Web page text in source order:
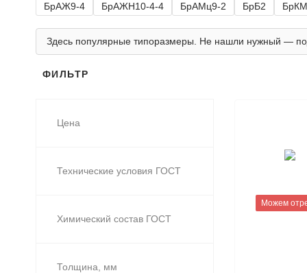
БрАЖ9-4
БрАЖН10-4-4 БрАМц9-2 БрБ2
Здесь популярные типоразмеры. Не нашли нужный —
ФИЛЬТР
Цена
Технические условия ГОСТ
Химический состав ГОСТ
Толщина, мм
Можем